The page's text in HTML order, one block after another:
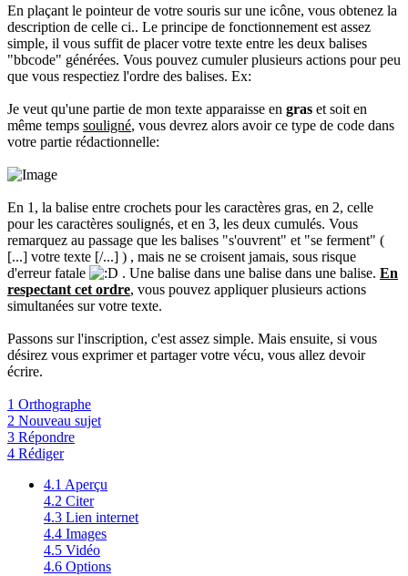
En plaçant le pointeur de votre souris sur une icône, vous obtenez la
description de celle ci.. Le principe de fonctionnement est assez
simple, il vous suffit de placer votre texte entre les deux balises
"bbcode" générées. Vous pouvez cumuler plusieurs actions pour peu
que vous respectiez l'ordre des balises. Ex:
Je veut qu'une partie de mon texte apparaisse en gras et soit en
même temps souligné, vous devrez alors avoir ce type de code dans
votre partie rédactionnelle:
En 1, la balise entre crochets pour les caractères gras, en 2, celle
pour les caractères soulignés, et en 3, les deux cumulés. Vous
remarquez au passage que les balises "s'ouvrent" et "se ferment" (
[...] votre texte [/...] ) , mais ne se croisent jamais, sous risque
d'erreur fatale
. Une balise dans une balise dans une balise. En
respectant cet ordre, vous pouvez appliquer plusieurs actions
simultanées sur votre texte.
Passons sur l'inscription, c'est assez simple. Mais ensuite, si vous
désirez vous exprimer et partager votre vécu, vous allez devoir
écrire.
1 Orthographe
2 Nouveau sujet
3 Répondre
4 Rédiger
4.1 Aperçu
4.2 Citer
4.3 Lien internet
4.4 Images
4.5 Vidéo
4.6 Options